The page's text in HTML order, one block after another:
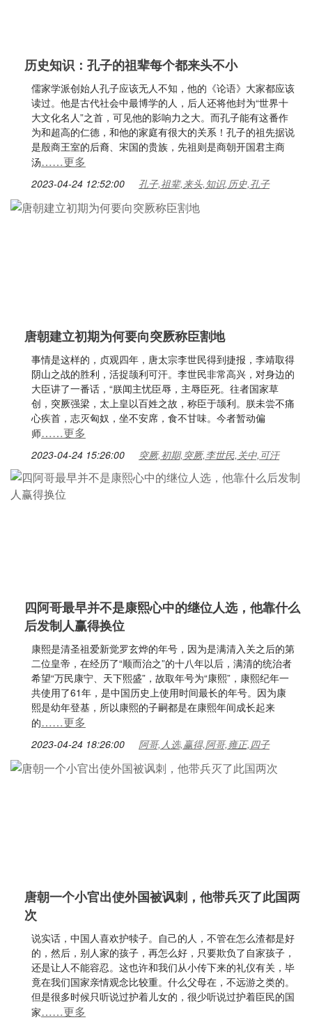
历史知识：孔子的祖辈每个都来头不小
儒家学派创始人孔子应该无人不知，他的《论语》大家都应该
读过。他是古代社会中最博学的人，后人还将他封为“世界十
大文化名人”之首，可见他的影响力之大。而孔子能有这番作
为和超高的仁德，和他的家庭有很大的关系！孔子的祖先据说
是殷商王室的后裔、宋国的贵族，先祖则是商朝开国君主商
汤……更多
2023-04-24 12:52:00 孔子,祖辈,来头,知识,历史,孔子
唐朝建立初期为何要向突厥称臣割地
事情是这样的，贞观四年，唐太宗李世民得到捷报，李靖取得
阴山之战的胜利，活捉颉利可汗。李世民非常高兴，对身边的
大臣讲了一番话，“朕闻主忧臣辱，主辱臣死。往者国家草
创，突厥强梁，太上皇以百姓之故，称臣于颉利。朕未尝不痛
心疾首，志灭匈奴，坐不安席，食不甘味。今者暂动偏
师……更多
2023-04-24 15:26:00 突厥,初期,突厥,李世民,关中,可汗
四阿哥最早并不是康熙心中的继位人选，他靠什么
后发制人赢得换位
康熙是清圣祖爱新觉罗玄烨的年号，因为是满清入关之后的第
二位皇帝，在经历了“顺而治之”的十八年以后，满清的统治者
希望“万民康宁、天下熙盛”，故取年号为“康熙”，康熙纪年一
共使用了61年，是中国历史上使用时间最长的年号。因为康
熙是幼年登基，所以康熙的子嗣都是在康熙年间成长起来
的……更多
2023-04-24 18:26:00 阿哥,人选,赢得,阿哥,雍正,四子
唐朝一个小官出使外国被讽刺，他带兵灭了此国两
次
说实话，中国人喜欢护犊子。自己的人，不管在怎么渣都是好
的，然后，别人家的孩子，再怎么好，只要欺负了自家孩子，
还是让人不能容忍。这也许和我们从小传下来的礼仪有关，毕
竟在我们国家亲情观念比较重。什么父母在，不远游之类的。
但是很多时候只听说过护着儿女的，很少听说过护着臣民的国
家……更多